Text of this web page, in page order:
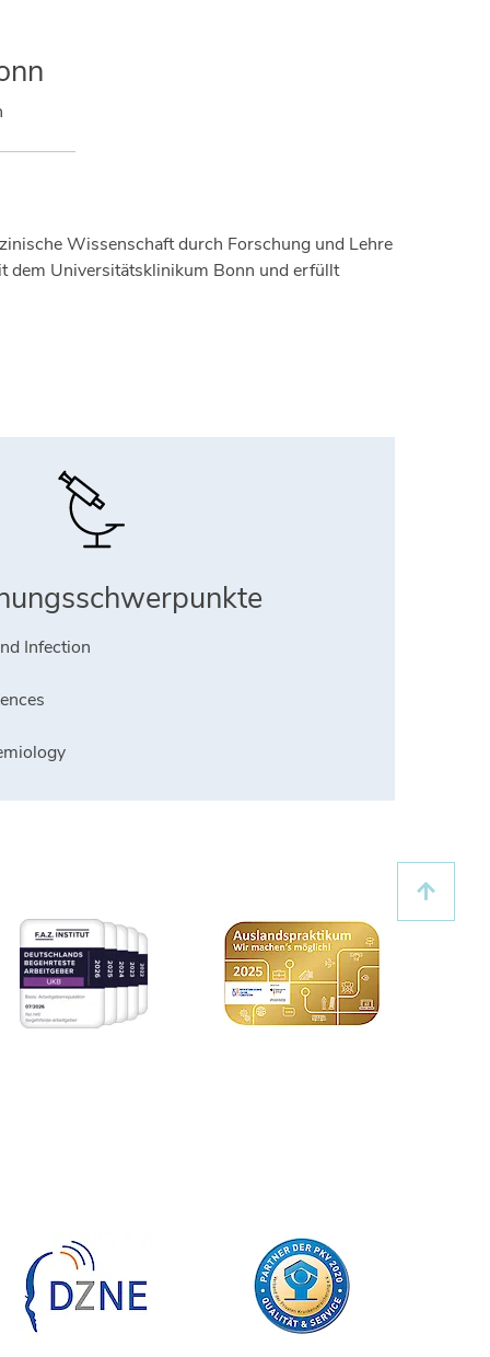
Wissenschaft durch Forschung und Lehre
dem Universitätsklinikum Bonn und erfüllt
Infection